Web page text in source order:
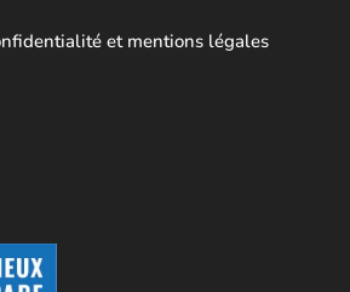
et mentions légales